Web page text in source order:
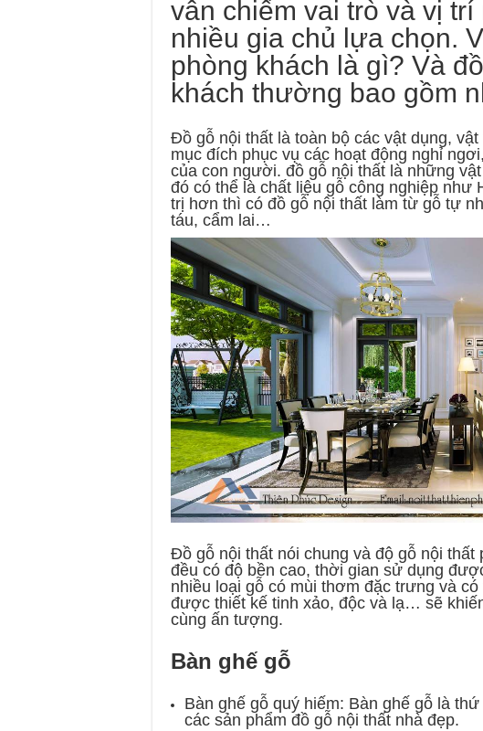
vẫn chiếm vai trò và vị
nhiều gia chủ lựa chọn.
phòng khách là gì? Và
khách thường bao gồm
Đồ gỗ nội thất là toàn bộ các vật dụng,
mục đích phục vụ các hoạt động nghỉ
của con người. đồ gỗ nội thất là những
đó có thể là chất liệu gỗ công nghiệp
trị hơn thì có đồ gỗ nội thất làm từ gỗ tự
táu, cẩm lai…
Đồ gỗ nội thất nói chung và độ gỗ nội thất
đều có độ bền cao, thời gian sử dụng
nhiều loại gỗ có mùi thơm đặc trưng và
được thiết kế tinh xảo, độc và lạ… sẽ
cùng ấn tượng.
Bàn ghế gỗ
Bàn ghế gỗ quý hiếm: Bàn ghế gỗ là
các sản phẩm đồ gỗ nội thất nhà đẹp.